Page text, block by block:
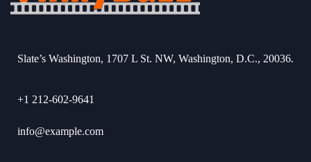
Slate’s Washington, 1707 L St. NW, Washington, D.C., 20036.
+1 212-602-9641
info@example.com